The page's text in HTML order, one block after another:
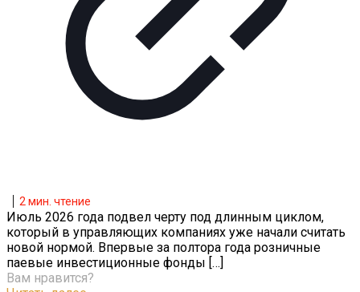
2мин. чтение
Июль 2026 года подвел черту под длинным циклом,
который в управляющих компаниях уже начали считать
новой нормой. Впервые за полтора года розничные
паевые инвестиционные фонды […]
Вам нравится?